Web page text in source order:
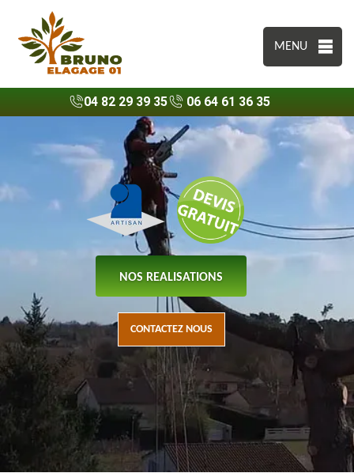
MENU
04 82 29 39 35 06 64 61 36 35
NOS REALISATIONS
CONTACTEZ NOUS